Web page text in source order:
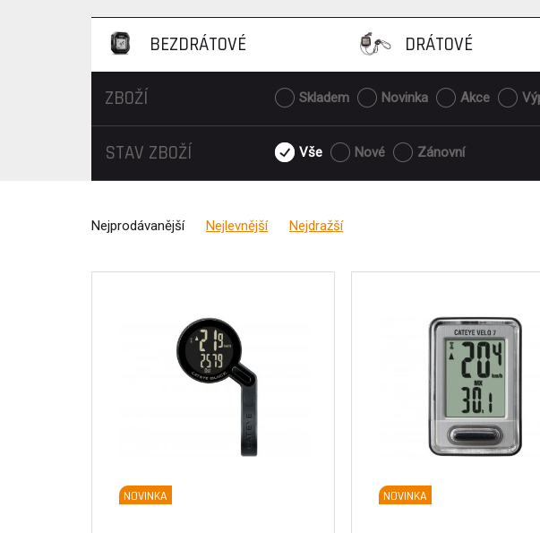
BEZDRÁTOVÉ DRÁTOVÉ
ZBOŽÍ Skladem Novinka Akce
STAV ZBOŽÍ Vše Nové Zánovní
Nejprodávanější Nejlevnější
Nejdražší
NOVINKA NOVINKA